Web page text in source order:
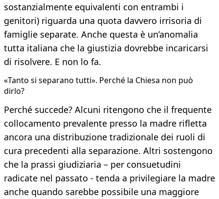
sostanzialmente equivalenti con entrambi i
genitori) riguarda una quota davvero irrisoria di
famiglie separate. Anche questa è un’anomalia
tutta italiana che la giustizia dovrebbe incaricarsi
di risolvere. E non lo fa.
«Tanto si separano tutti». Perché la Chiesa non può
dirlo?
Perché succede? Alcuni ritengono che il frequente
collocamento prevalente presso la madre rifletta
ancora una distribuzione tradizionale dei ruoli di
cura precedenti alla separazione. Altri sostengono
che la prassi giudiziaria – per consuetudini
radicate nel passato - tenda a privilegiare la madre
anche quando sarebbe possibile una maggiore